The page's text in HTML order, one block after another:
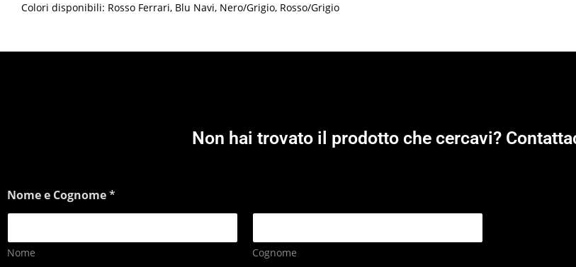
Colori disponibili: Rosso Ferrari, Blu Navi, Nero/Grigio, Rosso/Grigio
Non hai trovato il prodotto che cercavi?
Nome e Cognome*
Nome Cognome